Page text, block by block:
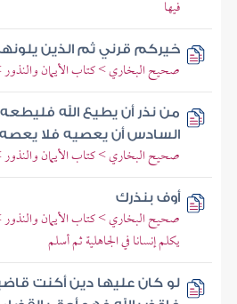
فيها
خيركم قرني ثم الذين
صحيح البخاري > كتاب الأيمان والنذور
من نذر أن يطيع الله فليطعه
السادس أن يعصيه فلا يعصه
صحيح البخاري > كتاب الأيمان والنذور
أوف بنذرك
صحيح البخاري > كتاب الأيمان
يكلم إنسانا في الجاهلية ثم أسلم
لو كان عليها دين أكنت